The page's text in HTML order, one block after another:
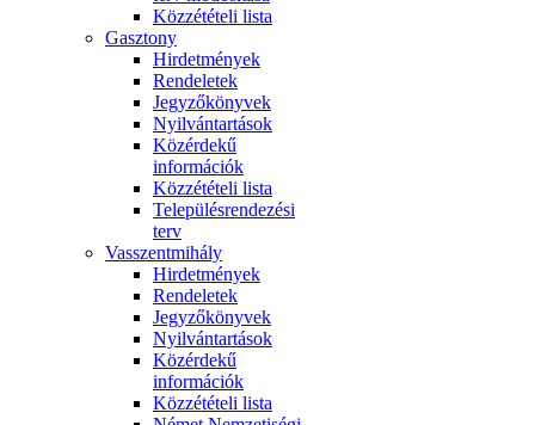
Közzétételi lista
Gasztony
Hirdetmények
Rendeletek
Jegyzőkönyvek
Nyilvántartások
Közérdekű
információk
Közzétételi lista
Településrendezési
terv
Vasszentmihály
Hirdetmények
Rendeletek
Jegyzőkönyvek
Nyilvántartások
Közérdekű
információk
Közzétételi lista